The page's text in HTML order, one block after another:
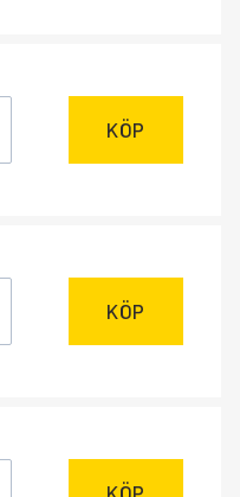
KÖP
KÖP